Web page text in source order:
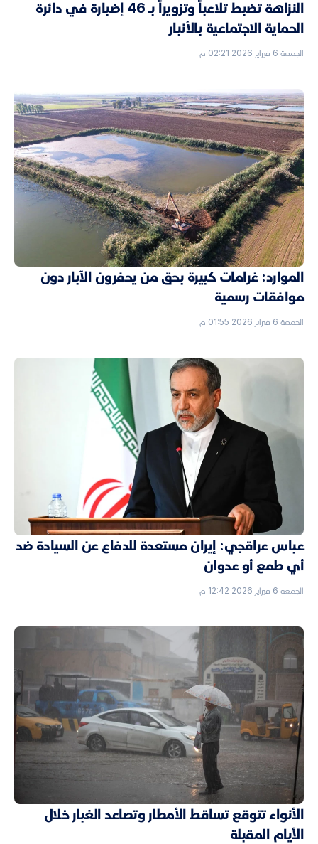
النزاهة تضبط تلاعباً وتزويراً بـ 46 إضبارة في دائرة
الحماية الاجتماعية بالأنبار
الجمعة 6 فبراير 2026 02:21 م
الموارد: غرامات كبيرة بحق من يحفرون الآبار دون
موافقات رسمية
الجمعة 6 فبراير 2026 01:55 م
عباس عراقجي: إيران مستعدة للدفاع عن السيادة ضد
أي طمع أو عدوان
الجمعة 6 فبراير 2026 12:42 م
الأنواء تتوقع تساقط الأمطار وتصاعد الغبار خلال
الأيام المقبلة